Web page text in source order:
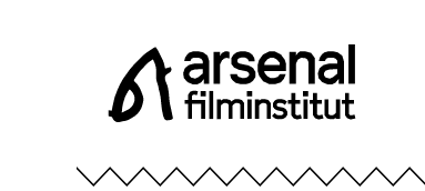
Filminstitut